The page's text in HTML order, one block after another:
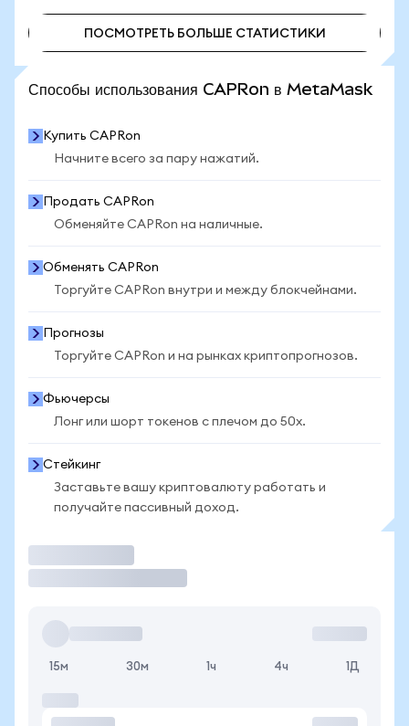
ПОСМОТРЕТЬ БОЛЬШЕ СТАТИСТИКИ
Способы использования CAPRon в MetaMask
Купить CAPRon
Начните всего за пару нажатий.
Продать CAPRon
Обменяйте CAPRon на наличные.
Обменять CAPRon
Торгуйте CAPRon внутри и между блокчейнами.
Прогнозы
Торгуйте CAPRon и на рынках криптопрогнозов.
Фьючерсы
Лонг или шорт токенов с плечом до 50x.
Стейкинг
Заставьте вашу криптовалюту работать и
получайте пассивный доход.
15м 30м 1ч 4ч 1Д